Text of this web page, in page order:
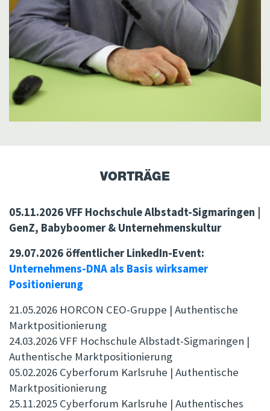
VORTRÄGE
05.11.2026 VFF Hochschule Albstadt-Sigmaringen |
GenZ, Babyboomer & Unternehmenskultur
29.07.2026 öffentlicher LinkedIn-Event:
Unternehmens-DNA als Basis wirksamer
Positionierung
21.05.2026 HORCON CEO-Gruppe | Authentische
Marktpositionierung
24.03.2026 VFF Hochschule Albstadt-Sigmaringen |
Authentische Marktpositionierung
05.02.2026 Cyberforum Karlsruhe | Authentische
Marktpositionierung
25.11.2025 Cyberforum Karlsruhe | Authentisches